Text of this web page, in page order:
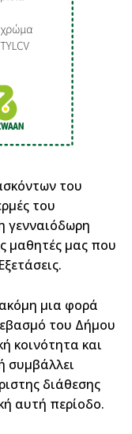
του
του
γενναιόδωρη
μαθητές μας που
μια φορά
του Δήμου
κοινότητα και
συμβάλλει
διάθεσης
αυτή περίοδο.